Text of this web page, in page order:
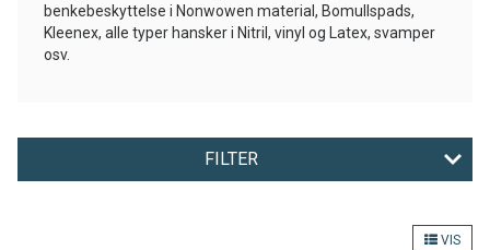
benkebeskyttelse i Nonwowen material, Bomullspads,
Kleenex, alle typer hansker i Nitril, vinyl og Latex, svamper
osv.
FILTER
VIS